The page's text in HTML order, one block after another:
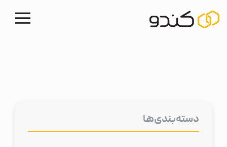
دسته‌بندی‌ها